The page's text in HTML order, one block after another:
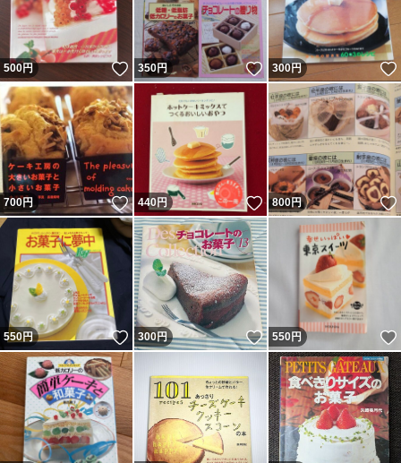
500円 いいね！
350円 いいね！
300円
700円 いいね！
440円 いいね！
800円
550円 いいね！
300円 いいね！
550円